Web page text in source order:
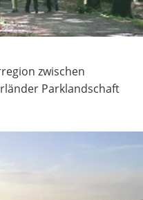
zwischen
Parklandschaft